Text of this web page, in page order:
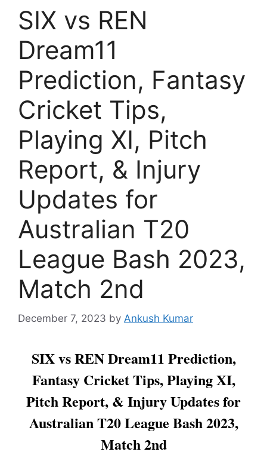
SIX vs REN
Dream11
Prediction, Fantasy
Cricket Tips,
Playing XI, Pitch
Report, & Injury
Updates for
Australian T20
League Bash 2023,
Match 2nd
December 7, 2023 by Ankush Kumar
SIX vs REN Dream11 Prediction,
Fantasy Cricket Tips, Playing XI,
Pitch Report, & Injury Updates for
Australian T20 League Bash 2023,
Match 2nd